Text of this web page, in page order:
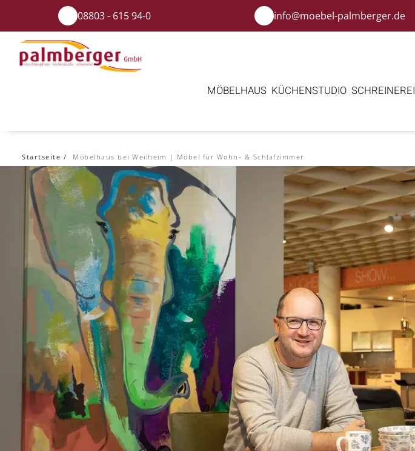
08803 - 615 94-0 info@moebel-palmberger.de
MÖBELHAUS KÜCHENSTUDIO SCHREINEREI
Startseite Möbelhaus bei Weilheim | Möbel für Wohn- & Schlafzimmer